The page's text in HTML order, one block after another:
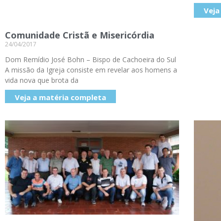
Comunidade Cristã e Misericórdia
24/04/2017
Dom Remídio José Bohn – Bispo de Cachoeira do Sul
A missão da Igreja consiste em revelar aos homens a
vida nova que brota da
Veja a matéria completa